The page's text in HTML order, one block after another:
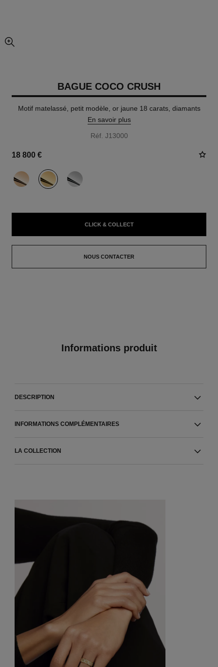
agrandissement
BAGUE COCO CRUSH
Motif matelassé, petit modèle, or jaune 18 carats, diamants
En savoir plus
Réf. J13000
18 800 €
variante (3)
CLICK & COLLECT
NOUS CONTACTER
Informations produit
DESCRIPTION
INFORMATIONS COMPLÉMENTAIRES
LA COLLECTION